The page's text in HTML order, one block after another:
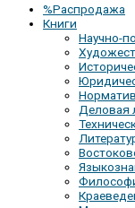
%Распродажа
Книги
Научно-
Деловая